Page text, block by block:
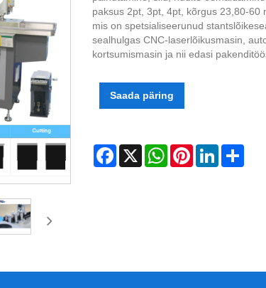
paksus 2pt, 3pt, 4pt, kõrgus 23,80-60
mis on spetsialiseerunud
sealhulgas CNC-laserlõikusmasin,
kortsumismasin ja nii edasi
Saada päring
Facebook
X WhatsAppPinterestLinkedIn